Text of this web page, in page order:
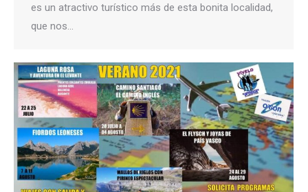
es un atractivo turístico más de esta bonita localidad,
que nos…